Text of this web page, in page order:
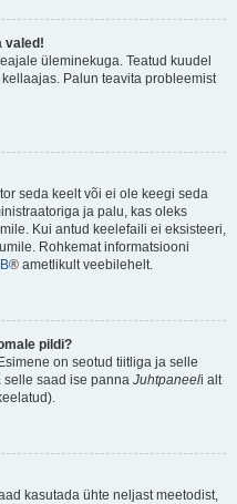
valed!
üleminekuga. Teatud kuudel
Palun teavita probleemist
seda keelt või ei ole keegi seda
ja palu, kas oleks
Kui antud keelefaili ei eksisteeri,
Rohkemat informatsiooni
® ametlikult veebilehelt.
pildi?
on seotud tiitliga ja selle
selle saad ise panna Juhtpaneeli alt
kasutada ühte neljast meetodist,